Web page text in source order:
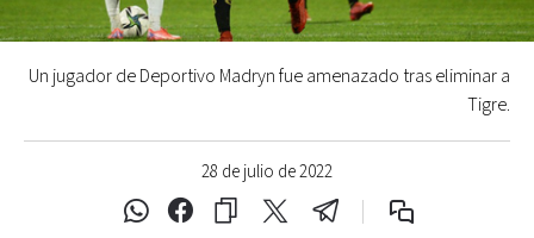
28 de julio de 2022
Un jugador de Deportivo Madryn fue amenazado tras eliminar a
Tigre.